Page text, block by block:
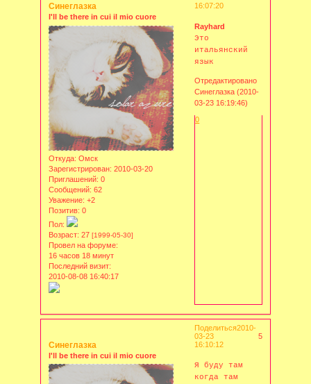
16:07:20
Синеглазка
I'll be there in cui il mio cuore
Откуда: Омск
Зарегистрирован: 2010-03-20
Приглашений: 0
Сообщений: 62
Уважение: +2
Позитив: 0
Пол:
Возраст: 27[1999-05-30]
Провел на форуме:
16 часов 18 минут
Последний визит:
2010-08-08 16:40:17
Rayhard
Это
итальянский
язык
Отредактировано
Синеглазка (2010-
03-23 16:19:46)
0
Поделиться
5
2010-
03-23
16:10:12
Синеглазка
I'll be there in cui il mio cuore
Я буду там
когда там